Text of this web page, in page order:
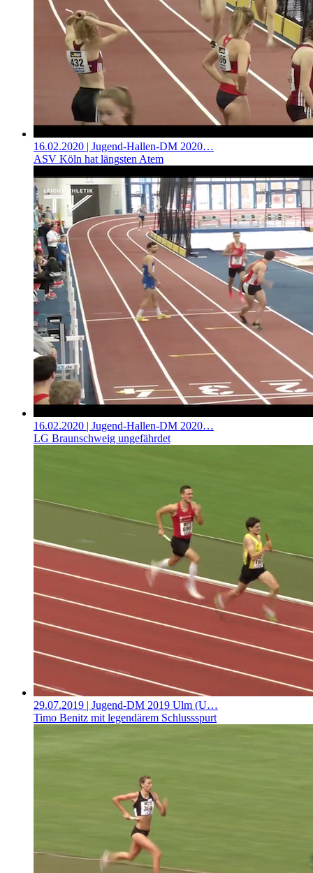
16.02.2020 | Jugend-Hallen-DM 2020…
ASV Köln hat längsten Atem
16.02.2020 | Jugend-Hallen-DM 2020…
LG Braunschweig ungefährdet
29.07.2019 | Jugend-DM 2019 Ulm (U…
Timo Benitz mit legendärem Schlussspurt